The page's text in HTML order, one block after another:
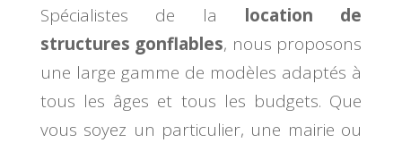
Spécialistes de la location de
structures gonflables, nous proposons
une large gamme de modèles adaptés à
tous les âges et tous les budgets. Que
vous soyez un particulier, une mairie ou